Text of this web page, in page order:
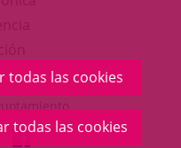
todas las cookies
todas las cookies
en
una
ventana
aplicación
externa.
ENLACE